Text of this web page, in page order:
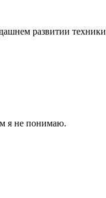
развитии
я не понимаю.